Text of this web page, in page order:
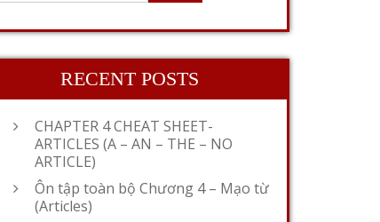
RECENT POSTS
CHAPTER 4 CHEAT SHEET-
ARTICLES (A – AN – THE – NO
ARTICLE)
Ôn tập toàn bộ Chương 4 – Mạo từ
(Articles)